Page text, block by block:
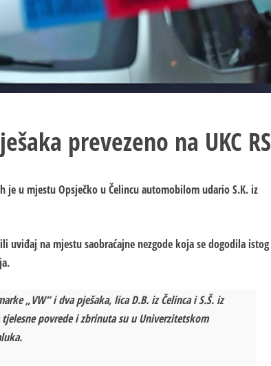
prevezeno na UKC RS
je u mjestu Opsječko u Čelincu automobilom udario S.K. iz
uviđaj na mjestu saobraćajne nezgode koja se dogodila istog
„VW“ i dva pješaka, lica D.B. iz Čelinca i S.Š. iz
povrede i zbrinuta su u Univerzitetskom